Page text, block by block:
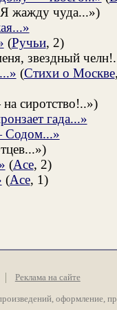
жажду чуда...»)
(Ручьи, 2)
звездный
(Стихи о Москве
сиротство!..»)
гада...»
Содом...»
(Асе, 2)
(Асе, 1)
Реклама на сайте
оформление,